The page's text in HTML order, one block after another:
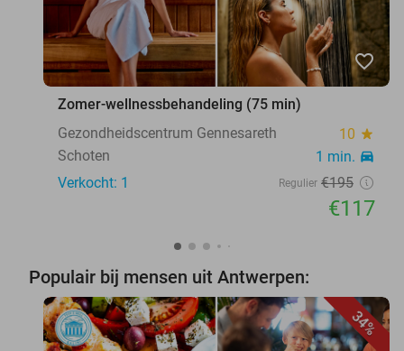
favorite_border
Zomer-wellnessbehandeling (75 min)
Gezondheidscentrum Gennesareth
10 star
Schoten 1 min. directions_car
Verkocht: 1 Regulier €195
€117
Populair bij mensen uit Antwerpen:
34%